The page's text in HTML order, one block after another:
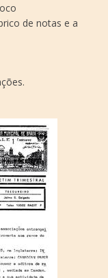
de notas e a